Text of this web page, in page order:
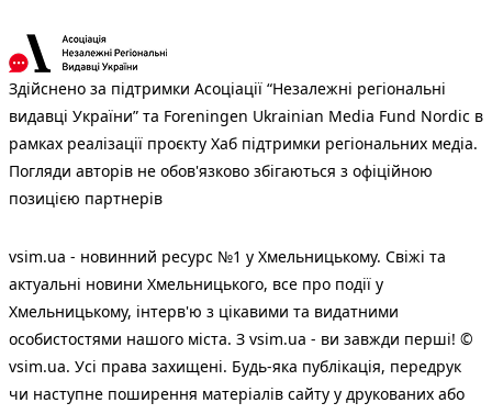
Здійснено за підтримки Асоціації “Незалежні регіональні
видавці України” та Foreningen Ukrainian Media Fund Nordic в
рамках реалізації проєкту Хаб підтримки регіональних медіа.
Погляди авторів не обов'язково збігаються з офіційною
позицією партнерів
vsim.ua - новинний ресурс №1 у Хмельницькому. Свіжі та
актуальні новини Хмельницького, все про події у
Хмельницькому, інтерв'ю з цікавими та видатними
особистостями нашого міста. З vsim.ua - ви завжди перші! ©
vsim.ua. Усі права захищені. Будь-яка публiкацiя, передрук
чи наступне поширення матеріалів сайту у друкованих або